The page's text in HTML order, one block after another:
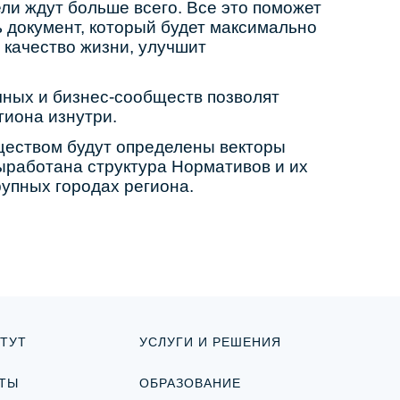
ждут больше всего. Все это поможет
который будет максимально
жизни, улучшит
и бизнес-сообществ позволят
изнутри.
будут определены векторы
структура Нормативов и их
городах региона.
УСЛУГИ И РЕШЕНИЯ
ОБРАЗОВАНИЕ